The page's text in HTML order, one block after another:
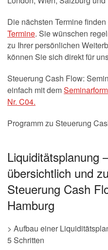
Die nächsten Termine
Termine. Sie wünschen
zu Ihrer persönlichen
können Sie sich direkt für
Steuerung Cash Flow:
einfach mit dem
Nr. C04.
Programm zu Steuerung
Liquiditätsplanung
übersichtlich und
Steuerung Cash
Hamburg
> Aufbau einer
5 Schritten